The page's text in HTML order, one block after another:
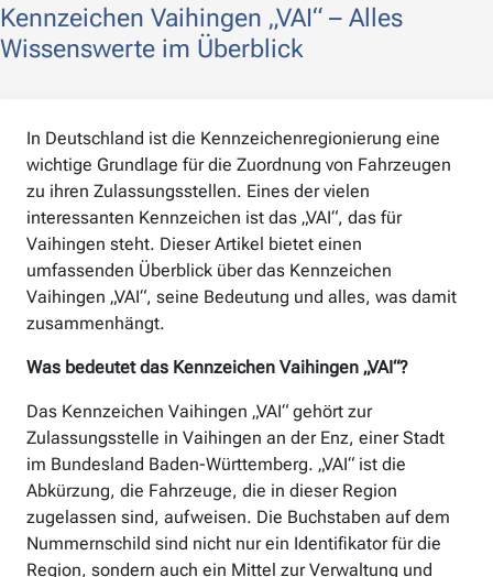
Kennzeichen Vaihingen „VAI“ – Alles
Wissenswerte im Überblick
In Deutschland ist die Kennzeichenregionierung eine
wichtige Grundlage für die Zuordnung von Fahrzeugen
zu ihren Zulassungsstellen. Eines der vielen
interessanten Kennzeichen ist das „VAI“, das für
Vaihingen steht. Dieser Artikel bietet einen
umfassenden Überblick über das Kennzeichen
Vaihingen „VAI“, seine Bedeutung und alles, was damit
zusammenhängt.
Was bedeutet das Kennzeichen Vaihingen „VAI“?
Das Kennzeichen Vaihingen „VAI“ gehört zur
Zulassungsstelle in Vaihingen an der Enz, einer Stadt
im Bundesland Baden-Württemberg. „VAI“ ist die
Abkürzung, die Fahrzeuge, die in dieser Region
zugelassen sind, aufweisen. Die Buchstaben auf dem
Nummernschild sind nicht nur ein Identifikator für die
Region, sondern auch ein Mittel zur Verwaltung und